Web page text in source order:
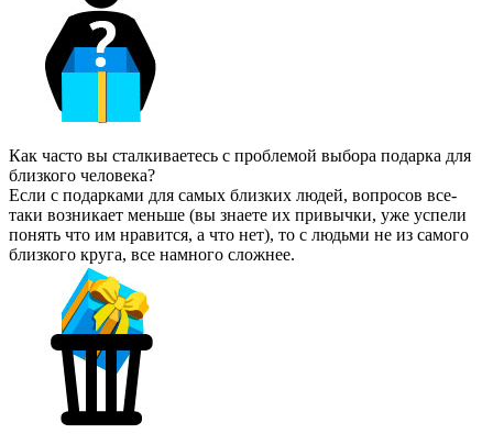
Как часто вы сталкиваетесь с проблемой выбора подарка для
близкого человека?
Если с подарками для самых близких людей, вопросов все-
таки возникает меньше (вы знаете их привычки, уже успели
понять что им нравится, а что нет), то с людьми не из самого
близкого круга, все намного сложнее.